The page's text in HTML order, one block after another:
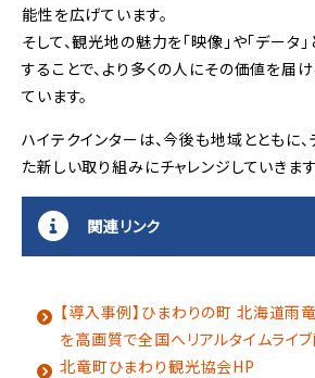
能性を広げています。
そして、観光地の魅力を「映像」や「データ
することで、より多くの人にその価値を届
ています。
ハイテクインターは、今後も地域とともに
た新しい取り組みにチャレンジしていきます
関連リンク
【導入事例】ひまわりの町 北海道
を高画質で全国へリアルタイムライ
北竜町ひまわり観光協会HP